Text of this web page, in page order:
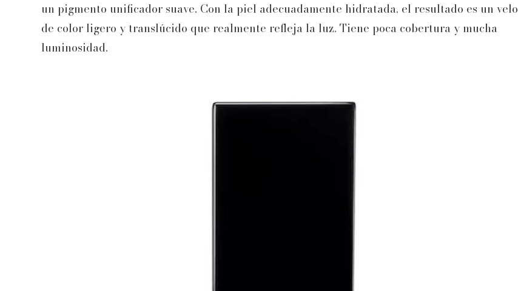
un pigmento unificador suave. Con la piel adecuadamente hidratada, el resultado es un velo
de color ligero y translúcido que realmente refleja la luz. Tiene poca cobertura y mucha
luminosidad.